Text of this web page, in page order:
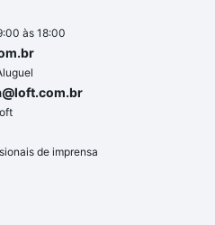
às 18:00
de imprensa